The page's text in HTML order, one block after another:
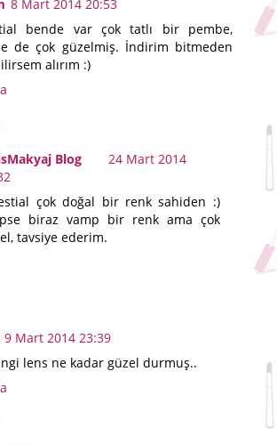
8 Mart 2014 20:53
bende var çok tatlı bir pembe,
de çok güzelmiş. İndirim bitmeden
alırım :)
Blog
24 Mart 2014
çok doğal bir renk sahiden :)
biraz vamp bir renk ama çok
tavsiye ederim.
9 Mart 2014 23:39
lens ne kadar güzel durmuş..